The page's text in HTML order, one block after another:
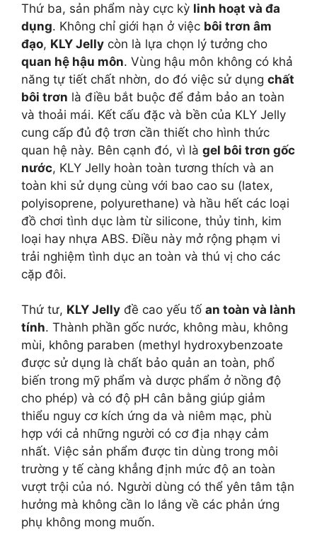
Thứ ba, sản phẩm này cực kỳ linh hoạt và đa
dụng. Không chỉ giới hạn ở việc bôi trơn âm
đạo, KLY Jelly còn là lựa chọn lý tưởng cho
quan hệ hậu môn. Vùng hậu môn không có khả
năng tự tiết chất nhờn, do đó việc sử dụng chất
bôi trơn là điều bắt buộc để đảm bảo an toàn
và thoải mái. Kết cấu đặc và bền của KLY Jelly
cung cấp đủ độ trơn cần thiết cho hình thức
quan hệ này. Bên cạnh đó, vì là gel bôi trơn gốc
nước, KLY Jelly hoàn toàn tương thích và an
toàn khi sử dụng cùng với bao cao su (latex,
polyisoprene, polyurethane) và hầu hết các loại
đồ chơi tình dục làm từ silicone, thủy tinh, kim
loại hay nhựa ABS. Điều này mở rộng phạm vi
trải nghiệm tình dục an toàn và thú vị cho các
cặp đôi.
Thứ tư, KLY Jelly đề cao yếu tố an toàn và lành
tính. Thành phần gốc nước, không màu, không
mùi, không paraben (methyl hydroxybenzoate
được sử dụng là chất bảo quản an toàn, phổ
biến trong mỹ phẩm và dược phẩm ở nồng độ
cho phép) và có độ pH cân bằng giúp giảm
thiểu nguy cơ kích ứng da và niêm mạc, phù
hợp với cả những người có cơ địa nhạy cảm
nhất. Việc sản phẩm được tin dùng trong môi
trường y tế càng khẳng định mức độ an toàn
vượt trội của nó. Người dùng có thể yên tâm tận
hưởng mà không cần lo lắng về các phản ứng
phụ không mong muốn.